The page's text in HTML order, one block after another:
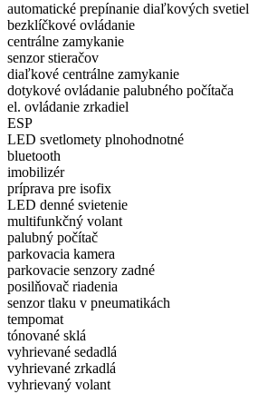
automatické prepínanie diaľkových svetiel
bezklíčkové ovládanie
centrálne zamykanie
senzor stieračov
diaľkové centrálne zamykanie
dotykové ovládanie palubného počítača
el. ovládanie zrkadiel
ESP
LED svetlomety plnohodnotné
bluetooth
imobilizér
príprava pre isofix
LED denné svietenie
multifunkčný volant
palubný počítač
parkovacia kamera
parkovacie senzory zadné
posilňovač riadenia
senzor tlaku v pneumatikách
tempomat
tónované sklá
vyhrievané sedadlá
vyhrievané zrkadlá
vyhrievaný volant